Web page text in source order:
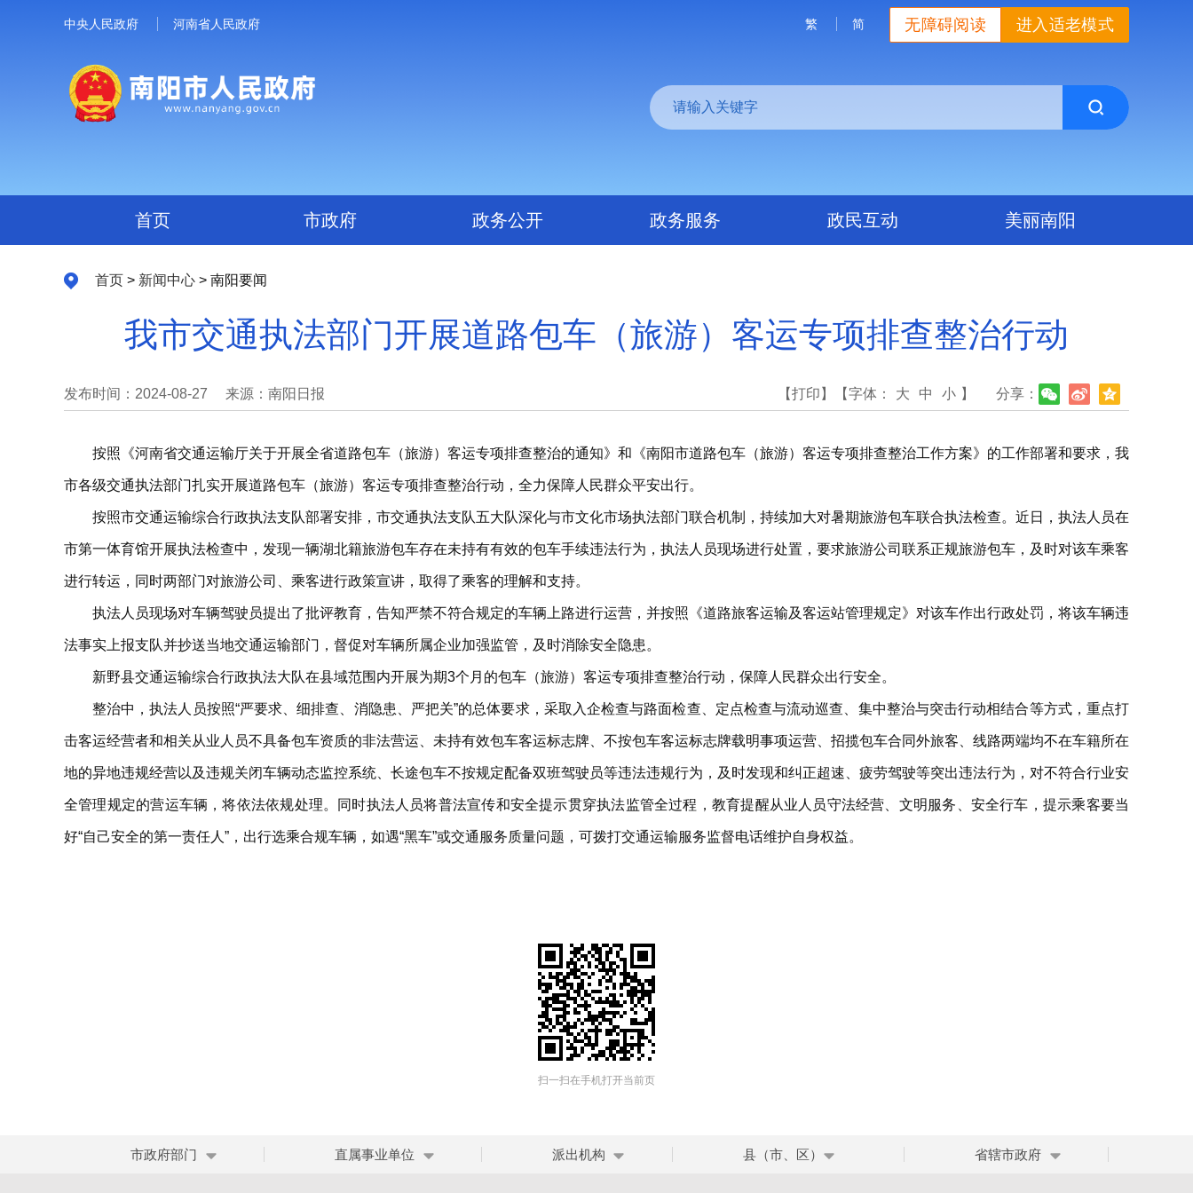
中央人民政府 河南省人民政府 进入适老模式
无障碍阅读
繁 简
首页 市政府 政务公开 政务服务 政民互动 美丽南阳
首页 > 新闻中心 > 南阳要闻
我市交通执法部门开展道路包车（旅游）客运专项排查整治行动
发布时间：2024-08-27 来源：南阳日报 分享：
【打印】 【字体： 大 中 小 】
按照《河南省交通运输厅关于开展全省道路包车（旅游）客运专项排查整治的通知》和《南阳市道路包车（旅游）客运专项排查整治工作方案》的工作部署和要求，我
市各级交通执法部门扎实开展道路包车（旅游）客运专项排查整治行动，全力保障人民群众平安出行。
按照市交通运输综合行政执法支队部署安排，市交通执法支队五大队深化与市文化市场执法部门联合机制，持续加大对暑期旅游包车联合执法检查。近日，执法人员在
市第一体育馆开展执法检查中，发现一辆湖北籍旅游包车存在未持有有效的包车手续违法行为，执法人员现场进行处置，要求旅游公司联系正规旅游包车，及时对该车乘客
进行转运，同时两部门对旅游公司、乘客进行政策宣讲，取得了乘客的理解和支持。
执法人员现场对车辆驾驶员提出了批评教育，告知严禁不符合规定的车辆上路进行运营，并按照《道路旅客运输及客运站管理规定》对该车作出行政处罚，将该车辆违
法事实上报支队并抄送当地交通运输部门，督促对车辆所属企业加强监管，及时消除安全隐患。
新野县交通运输综合行政执法大队在县域范围内开展为期3个月的包车（旅游）客运专项排查整治行动，保障人民群众出行安全。
整治中，执法人员按照“严要求、细排查、消隐患、严把关”的总体要求，采取入企检查与路面检查、定点检查与流动巡查、集中整治与突击行动相结合等方式，重点打
击客运经营者和相关从业人员不具备包车资质的非法营运、未持有效包车客运标志牌、不按包车客运标志牌载明事项运营、招揽包车合同外旅客、线路两端均不在车籍所在
地的异地违规经营以及违规关闭车辆动态监控系统、长途包车不按规定配备双班驾驶员等违法违规行为，及时发现和纠正超速、疲劳驾驶等突出违法行为，对不符合行业安
全管理规定的营运车辆，将依法依规处理。同时执法人员将普法宣传和安全提示贯穿执法监管全过程，教育提醒从业人员守法经营、文明服务、安全行车，提示乘客要当
好“自己安全的第一责任人”，出行选乘合规车辆，如遇“黑车”或交通服务质量问题，可拨打交通运输服务监督电话维护自身权益。
扫一扫在手机打开当前页
市政府部门 直属事业单位 派出机构 县（市、区） 省辖市政府